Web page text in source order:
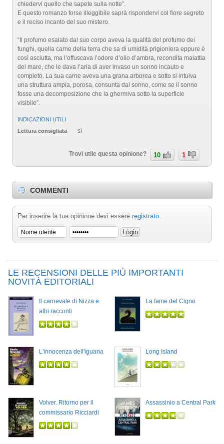
chiedervi quello che sapete sulla notte”.
E questo romanzo forse illeggibile saprà rispondervi col fiore segreto
e il reciso incanto del suo mistero.
“Il profumo esalato dal suo corpo aveva la qualità del profumo dei
funghi, quella carne della terra che sa di umidità prigioniera eppure è
così asciutta, ma l’offuscava l’odore d’olio d’ambra, recondita malattia
del mare, che le dava l’aria di aver invaso un sonno incauto e
completo. La sua carne aveva una grana arborea e sotto si intuiva
una struttura ampia, porosa, consunta dal sonno, come se il sonno
fosse una decomposizione che la ghermiva sotto la superficie
visibile”.
INDICAZIONI UTILI
Lettura consigliata
sì
Trovi utile questa opinione? 10 1
COMMENTI
Per inserire la tua opinione devi essere registrato.
LE RECENSIONI DELLE PIÙ IMPORTANTI
NOVITÀ EDITORIALI
Il carnevale di Nizza e
altri racconti
La fame del Cigno
L'innocenza dell'iguana Long Island
Volver. Ritorno per il
commissario Ricciardi
Assassinio a Central Park